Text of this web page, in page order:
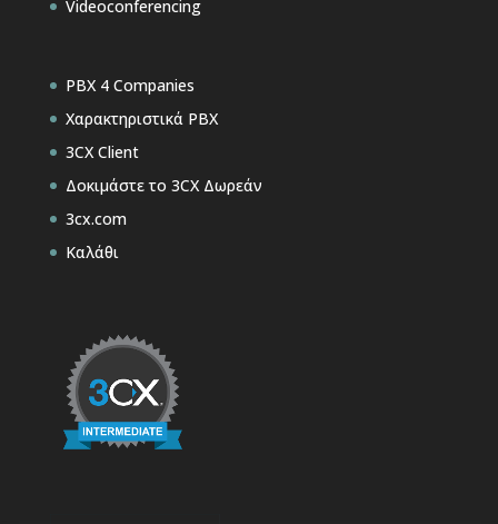
Videoconferencing
PBX 4 Companies
Χαρακτηριστικά PBX
3CX Client
Δοκιμάστε το 3CX Δωρεάν
3cx.com
Καλάθι